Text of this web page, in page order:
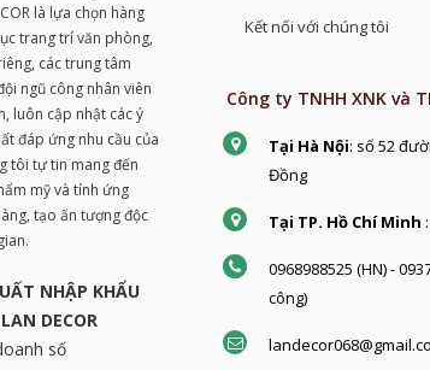
là lựa chọn hàng
trang trí văn phòng,
các trung tâm
ngũ công nhân viên
luôn cập nhật các ý
đáp ứng nhu cầu của
tôi tự tin mang đến
mỹ và tính ứng
tạo ấn tượng độc
NHẬP KHẨU
DECOR
số
Kết nối với chúng tôi
Công ty TNHH XNK và
Tại Hà Nội: số 52
Đồng
Tại TP. Hồ Chí Minh
0968988525 (HN) -
công)